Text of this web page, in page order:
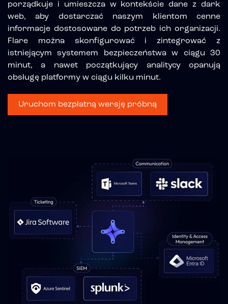
porządkuje i umieszcza w kontekście dane z dark
web, aby dostarczać naszym klientom cenne
informacje dostosowane do potrzeb ich organizacji.
Flare można skonfigurować i zintegrować z
istniejącym systemem bezpieczeństwa w ciągu 30
minut, a nawet początkujący analitycy opanują
obsługę platformy w ciągu kilku minut.
Uruchom bezpłatną wersję próbną